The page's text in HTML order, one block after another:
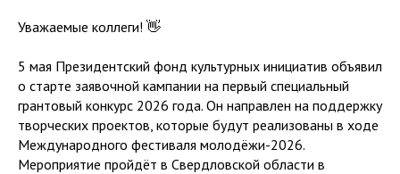
Уважаемые коллеги! 👋
5 мая Президентский фонд культурных инициатив объявил
о старте заявочной кампании на первый специальный
грантовый конкурс 2026 года. Он направлен на поддержку
творческих проектов, которые будут реализованы в ходе
Международного фестиваля молодёжи-2026.
Мероприятие пройдёт в Свердловской области в